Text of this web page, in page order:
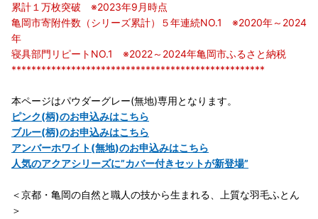
累計１万枚突破 ※2023年9月時点
亀岡市寄附件数（シリーズ累計）５年連続NO.1 ※2020年～2024
年
寝具部門リピートNO.1 ※2022～2024年亀岡市ふるさと納税
***************************************************
本ページはパウダーグレー(無地)専用となります。
ピンク(柄)のお申込みはこちら
ブルー(柄)のお申込みはこちら
アンバーホワイト(無地)のお申込みはこちら
人気のアクアシリーズに”カバー付きセットが新登場”
＜京都・亀岡の自然と職人の技から生まれる、上質な羽毛ふとん
＞